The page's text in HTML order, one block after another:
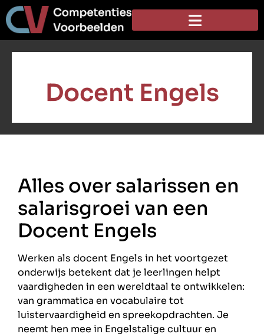
Docent Engels
Alles over salarissen en
salarisgroei van een
Docent Engels
Werken als docent Engels in het voortgezet
onderwijs betekent dat je leerlingen helpt
vaardigheden in een wereldtaal te ontwikkelen:
van grammatica en vocabulaire tot
luistervaardigheid en spreekopdrachten. Je
neemt hen mee in Engelstalige cultuur en